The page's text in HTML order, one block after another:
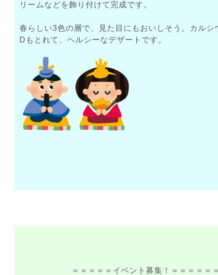
リームなどを飾り付けて完成です。
春らしい3色の層で、見た目にもおいしそう。カルシ
Dもとれて、ヘルシーなデザートです。
＝＝＝＝＝イベント募集！＝＝＝＝＝